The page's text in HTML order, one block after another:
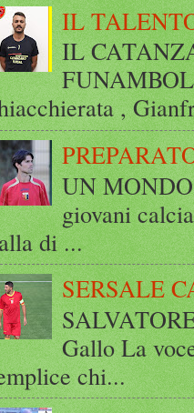
IL
IL
,
UN
giovani
di ...
SERSALE
Gallo La
chi...